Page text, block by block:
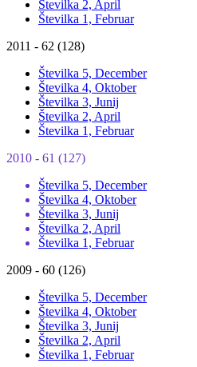
Številka 2, April
Številka 1, Februar
2011 - 62 (128)
Številka 5, December
Številka 4, Oktober
Številka 3, Junij
Številka 2, April
Številka 1, Februar
2010 - 61 (127)
Številka 5, December
Številka 4, Oktober
Številka 3, Junij
Številka 2, April
Številka 1, Februar
2009 - 60 (126)
Številka 5, December
Številka 4, Oktober
Številka 3, Junij
Številka 2, April
Številka 1, Februar